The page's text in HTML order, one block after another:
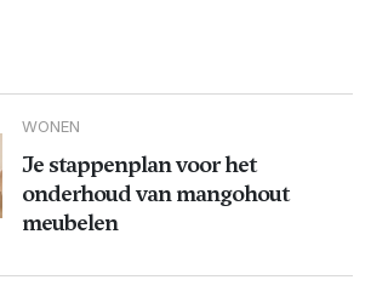
WONEN
Je stappenplan voor het
onderhoud van mangohout
meubelen